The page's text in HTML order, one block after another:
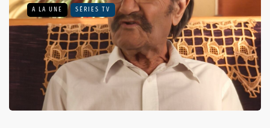
A LA UNE SÉRIES TV